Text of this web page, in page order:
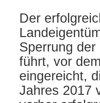
Der
Sperrung
führt, vor
eingereicht,
Jahres 2017